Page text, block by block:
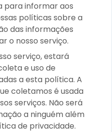
para informar aos
políticas sobre a
das informações
o nosso serviço.
serviço, estará
e uso de
a esta política. A
coletamos é usada
serviços. Não será
a ninguém além
de privacidade.